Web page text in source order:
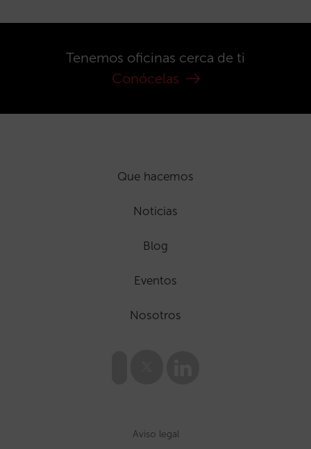
Tenemos oficinas cerca de ti
Conócelas
Que hacemos
Noticias
Blog
Eventos
Nosotros
Aviso legal